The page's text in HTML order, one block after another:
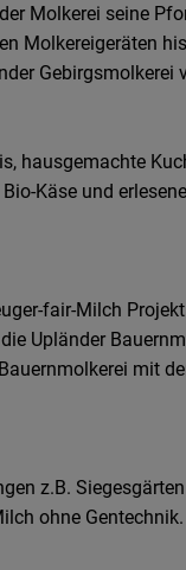
Molkerei seine
Molkereigeräten
Gebirgsmolkerei
hausgemachte
Käse und
fair-Milch
Upländer
mit
z.B.
ohne